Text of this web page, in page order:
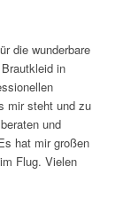
die wunderbare
in
mir steht und zu
und
hat mir großen
Flug. Vielen